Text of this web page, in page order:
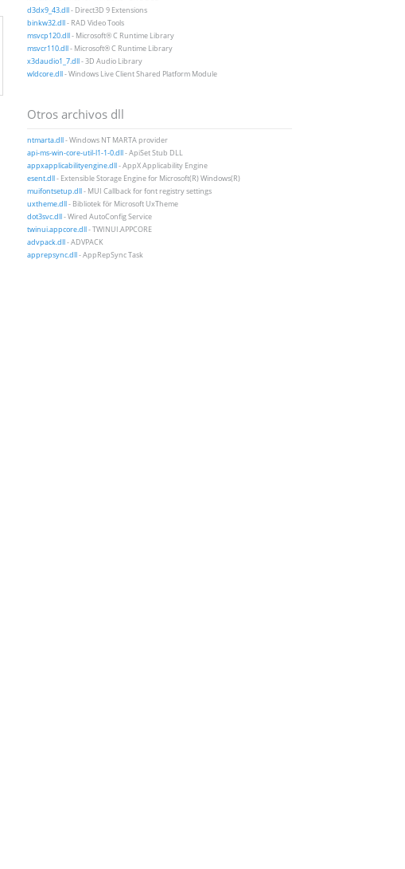
d3dx9_43.dll- Direct3D 9 Extensions
binkw32.dll- RAD Video Tools
msvcp120.dll- Microsoft® C Runtime Library
msvcr110.dll- Microsoft® C Runtime Library
x3daudio1_7.dll- 3D Audio Library
wldcore.dll- Windows Live Client Shared Platform Module
Otros archivos dll
ntmarta.dll- Windows NT MARTA provider
api-ms-win-core-util-l1-1-0.dll- ApiSet Stub DLL
appxapplicabilityengine.dll- AppX Applicability Engine
esent.dll- Extensible Storage Engine for Microsoft(R) Windows(R)
muifontsetup.dll- MUI Callback for font registry settings
uxtheme.dll- Bibliotek för Microsoft UxTheme
dot3svc.dll- Wired AutoConfig Service
twinui.appcore.dll- TWINUI.APPCORE
advpack.dll- ADVPACK
apprepsync.dll- AppRepSync Task